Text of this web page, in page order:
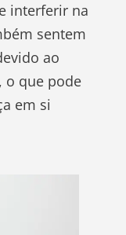
interferir na
sentem
ao
o que pode
em si